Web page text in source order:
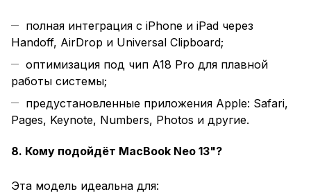
полная интеграция с iPhone и iPad через
Handoff, AirDrop и Universal Clipboard;
оптимизация под чип A18 Pro для плавной
работы системы;
предустановленные приложения Apple: Safari,
Pages, Keynote, Numbers, Photos и другие.
8. Кому подойдёт MacBook Neo 13"?
Эта модель идеальна для: